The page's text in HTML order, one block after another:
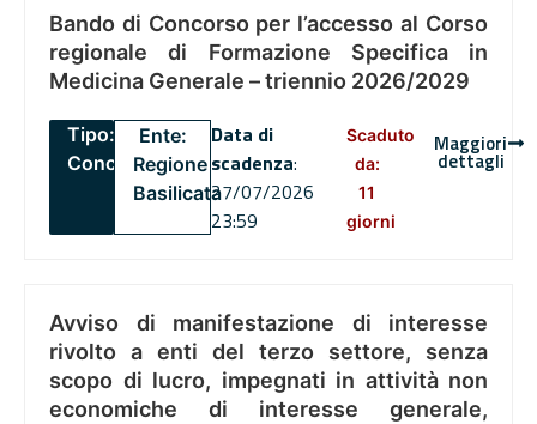
Bando di Concorso per l’accesso al Corso
regionale di Formazione Specifica in
Medicina Generale – triennio 2026/2029
Tipo:
Concorsi
Ente:
Regione
Basilicata
Data di
scadenza:
27/07/2026
23:59
Scaduto
da:
11
giorni
Maggiori
dettagli
Avviso di manifestazione di interesse
rivolto a enti del terzo settore, senza
scopo di lucro, impegnati in attività non
economiche di interesse generale,